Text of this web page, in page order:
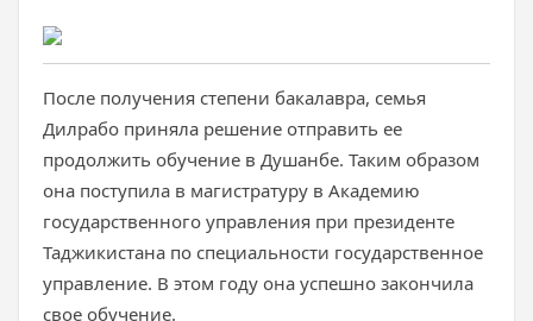
После получения степени бакалавра, семья
Дилрабо приняла решение отправить ее
продолжить обучение в Душанбе. Таким образом
она поступила в магистратуру в Академию
государственного управления при президенте
Таджикистана по специальности государственное
управление. В этом году она успешно закончила
свое обучение.